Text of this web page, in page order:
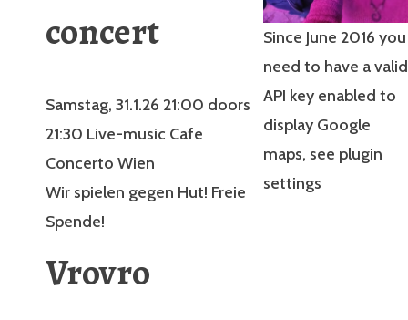
Since June 2016 you
need to have a valid
API key enabled to
display Google
maps, see plugin
settings
concert
Samstag, 31.1.26 21:00 doors
21:30 Live-music Cafe
Concerto Wien
Wir spielen gegen Hut! Freie
Spende!
Vrovro